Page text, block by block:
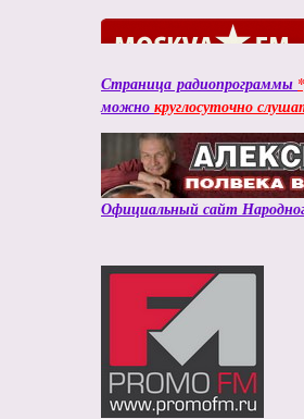
Страница радиопрограммы
можно круглосуточно
Официальный сайт